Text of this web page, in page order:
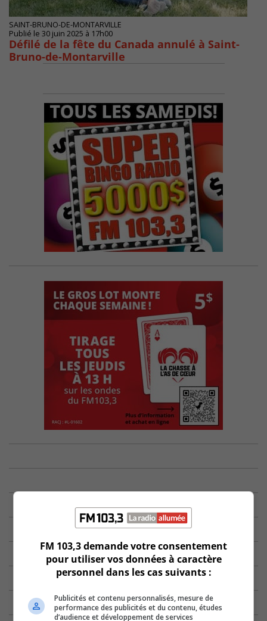
SAINT-BRUNO-DE-MONTARVILLE
Publié le 30 juin 2025 à 17h00
Défilé de la fête du Canada annulé à Saint-
Bruno-de-Montarville
FM 103,3 demande votre consentement
pour utiliser vos données à caractère
personnel dans les cas suivants :
Publicités et contenu personnalisés, mesure de
performance des publicités et du contenu, études
d’audience et développement de services